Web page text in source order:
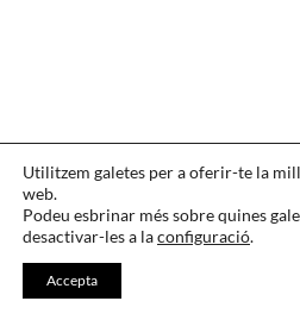
Utilitzem galetes per a oferir-te la
web.
Podeu esbrinar més sobre quines
desactivar-les a laconfiguració.
Accepta